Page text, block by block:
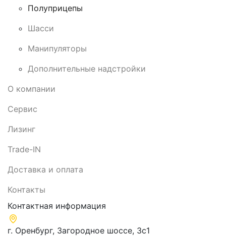
Полуприцепы
Шасси
Манипуляторы
Дополнительные надстройки
О компании
Сервис
Лизинг
Trade-IN
Доставка и оплата
Контакты
Контактная информация
г. Оренбург, Загородное шоссе, 3с1